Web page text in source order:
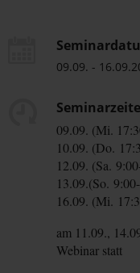
09.09. -
09.09. (Mi.
10.09. (Do.
12.09. (Sa.
13.09.(So.
16.09. (Mi.
am 11.09.,
Webinar statt